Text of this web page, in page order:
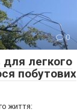
0
для легкого
побутових
життя: